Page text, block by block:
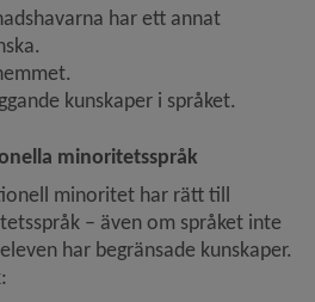
har ett annat
kunskaper i språket.
minoritetsspråk
minoritet har rätt till
– även om språket inte
har begränsade kunskaper.